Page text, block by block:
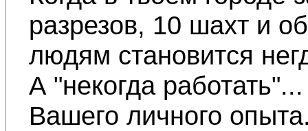
разрезов, 10 шахт и
людям становится
А "некогда
Вашего личного